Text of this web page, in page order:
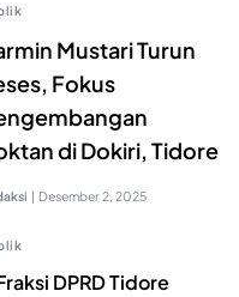
Mustari Turun
Fokus
di Dokiri, Tidore
| Desember 2, 2025
DPRD Tidore